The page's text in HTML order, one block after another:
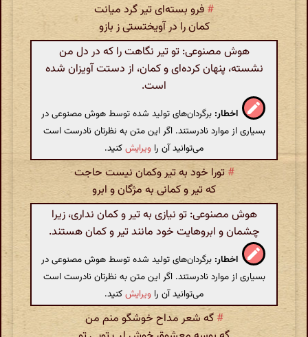
#فرو بسته‌ای تیر گرد میانت
کمان را در آویختستی ز بازو
هوش مصنوعی: تو تیر نگاهت را که در دل من
نشسته، پنهان کرده‌ای و کمان، از دستت آویزان شده
است.
اخطار: برگردان‌های تولید شده توسط هوش مصنوعی در
بسیاری از موارد نادرستند. اگر این متن به نظرتان نادرست است
می‌توانید آن را ویرایشکنید.
# تورا خود به تیر وکمان نیست حاجت
که تیر و کمانی به مژگان و ابرو
هوش مصنوعی: تو نیازی به تیر و کمان نداری، زیرا
چشمان و ابروهایت خود مانند تیر و کمان هستند.
اخطار: برگردان‌های تولید شده توسط هوش مصنوعی در
بسیاری از موارد نادرستند. اگر این متن به نظرتان نادرست است
می‌توانید آن را ویرایشکنید.
#گه شعر مداح خوشگو منم من